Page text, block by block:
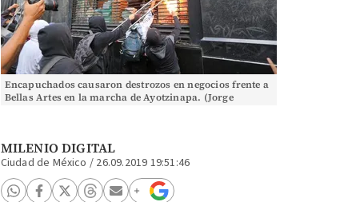
Encapuchados causaron destrozos en negocios frente a
Bellas Artes en la marcha de Ayotzinapa. (Jorge
MILENIO DIGITAL
Ciudad de México / 26.09.2019 19:51:46